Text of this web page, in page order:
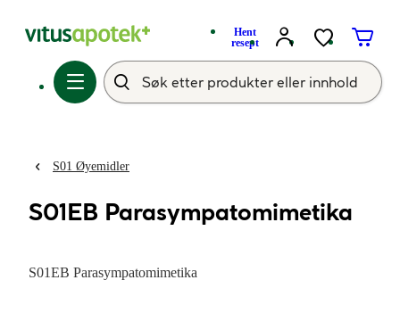
Hent
resept
S01 Øyemidler
S01EB Parasympatomimetika
S01EB Parasympatomimetika